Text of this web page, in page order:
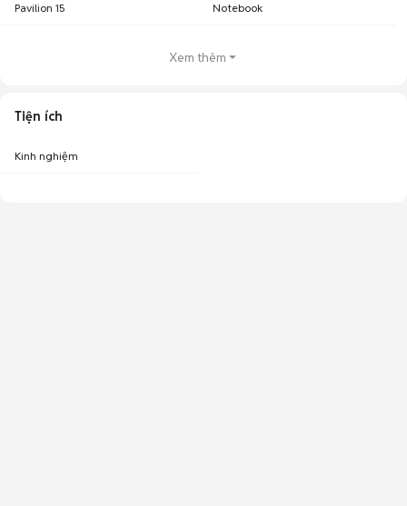
Pavilion 15 Notebook
Xem thêm
Tiện ích
Kinh nghiệm